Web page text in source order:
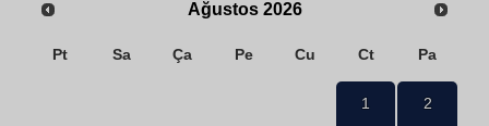
Ağustos 2026
Pt Sa Ça Pe Cu Ct Pa
1 2